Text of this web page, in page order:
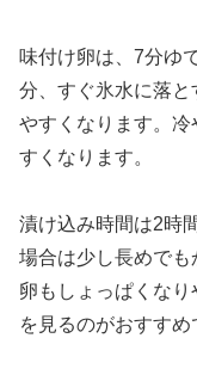
味付け卵は、7分ゆ
分、すぐ氷水に落と
やすくなります。
すくなります。
漬け込み時間は2時
場合は少し長めでも
卵もしょっぱくな
を見るのがおすすめ